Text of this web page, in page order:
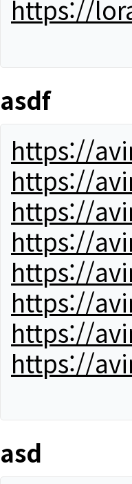
https://
asdf
https://
https://
https://
https://
https://
https://
https://
https://
asd